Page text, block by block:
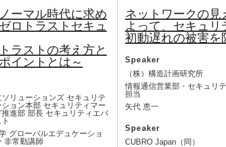
ーマル時代に求め
ロトラストセキュ
ラストの考え方と
イントとは～
ソリューションズ セキュリテ
ション本部 セキュリティマー
進部 部長 セキュリティエバ
グローバルエデュケーショ
非常勤講師
ネットワークの見
よって、セキュリ
初動遅れの被害を
Speaker
（株）構造計画研究所
情報通信営業部・セキュリ
担当
矢代 恵一
Speaker
CUBRO Japan（同）